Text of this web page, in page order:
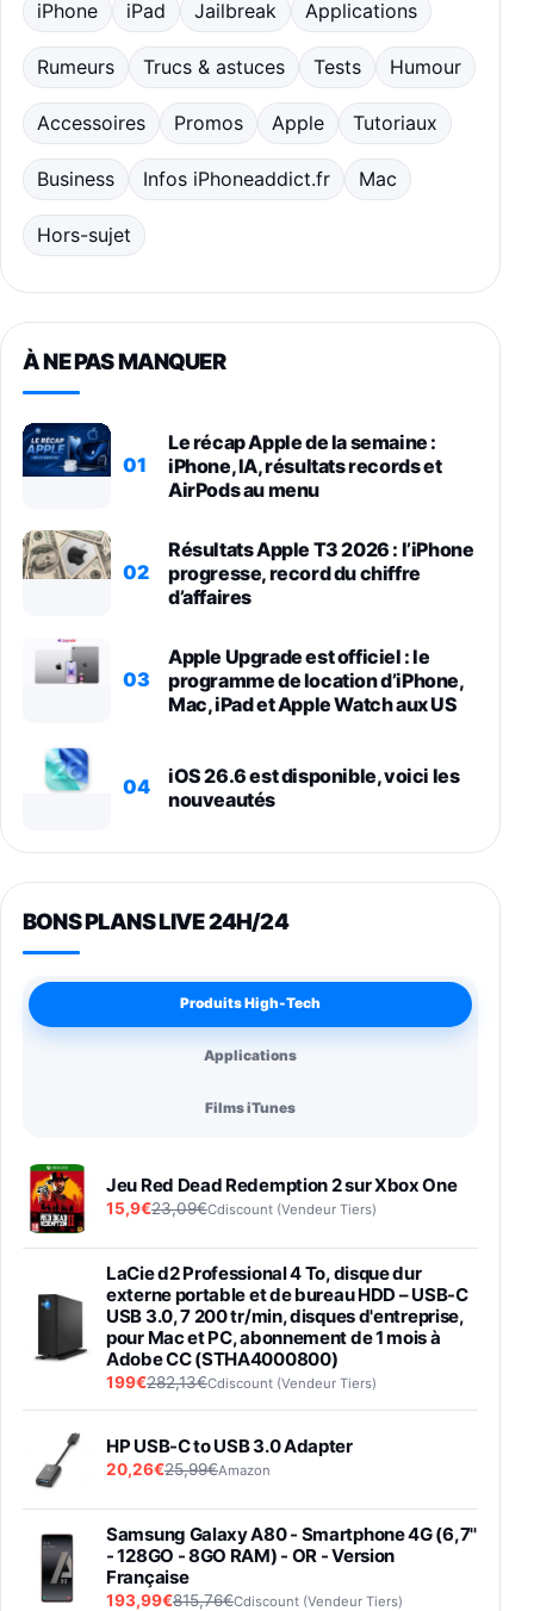
iPhone iPad Jailbreak Applications
Rumeurs Trucs & astuces Tests Humour
Accessoires Promos Apple Tutoriaux
Business Infos iPhoneaddict.fr Mac
Hors-sujet
À NE PAS MANQUER
01
Le récap Apple de la semaine :
iPhone, IA, résultats records et
AirPods au menu
02
Résultats Apple T3 2026 : l’iPhone
progresse, record du chiffre
d’affaires
03
Apple Upgrade est officiel : le
programme de location d’iPhone,
Mac, iPad et Apple Watch aux US
04
iOS 26.6 est disponible, voici les
nouveautés
BONS PLANS LIVE 24H/24
Produits High-Tech
Applications
Films iTunes
Jeu Red Dead Redemption 2 sur Xbox One
15,9€23,09€Cdiscount (Vendeur Tiers)
LaCie d2 Professional 4 To, disque dur
externe portable et de bureau HDD – USB-C
USB 3.0, 7 200 tr/min, disques d'entreprise,
pour Mac et PC, abonnement de 1 mois à
Adobe CC (STHA4000800)
199€282,13€Cdiscount (Vendeur Tiers)
HP USB-C to USB 3.0 Adapter
20,26€25,99€Amazon
Samsung Galaxy A80 - Smartphone 4G (6,7''
- 128GO - 8GO RAM) - OR - Version
Française
193,99€815,76€Cdiscount (Vendeur Tiers)